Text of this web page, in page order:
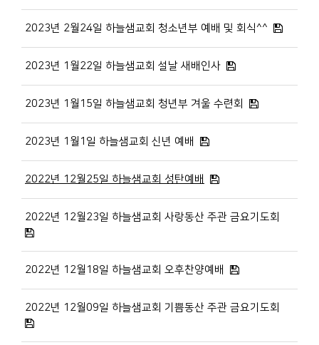
2023년 2월24일 하늘샘교회 청소년부 예배 및 회식^^
2023년 1월22일 하늘샘교회 설날 새배인사
2023년 1월15일 하늘샘교회 청년부 겨울 수련회
2023년 1월1일 하늘샘교회 신년 예배
2022년 12월25일 하늘샘교회 성탄예배
2022년 12월23일 하늘샘교회 사랑동산 주관 금요기도회
2022년 12월18일 하늘샘교회 오후찬양예배
2022년 12월09일 하늘샘교회 기쁨동산 주관 금요기도회